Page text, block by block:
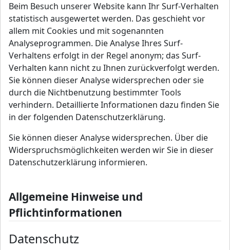
Beim Besuch unserer Website kann Ihr Surf-Verhalten
statistisch ausgewertet werden. Das geschieht vor
allem mit Cookies und mit sogenannten
Analyseprogrammen. Die Analyse Ihres Surf-
Verhaltens erfolgt in der Regel anonym; das Surf-
Verhalten kann nicht zu Ihnen zurückverfolgt werden.
Sie können dieser Analyse widersprechen oder sie
durch die Nichtbenutzung bestimmter Tools
verhindern. Detaillierte Informationen dazu finden Sie
in der folgenden Datenschutzerklärung.
Sie können dieser Analyse widersprechen. Über die
Widerspruchsmöglichkeiten werden wir Sie in dieser
Datenschutzerklärung informieren.
Allgemeine Hinweise und
Pflichtinformationen
Datenschutz